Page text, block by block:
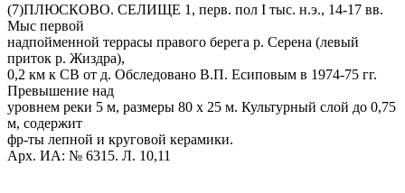
(7)ПЛЮСКОВО. СЕЛИЩЕ 1, перв. пол I тыс. н.э., 14-17 вв.
Мыс первой
надпойменной террасы правого берега р. Серена (левый
приток р. Жиздра),
0,2 км к СВ от д. Обследовано В.П. Есиповым в 1974-75 гг.
Превышение над
уровнем реки 5 м, размеры 80 х 25 м. Культурный слой до 0,75
м, содержит
фр-ты лепной и круговой керамики.
Арх. ИА: № 6315. Л. 10,11